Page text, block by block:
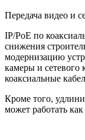
Передача видео и
IP/PoE по
снижения
модернизацию
камеры и сетевого
коаксиальные
Кроме того,
может работать